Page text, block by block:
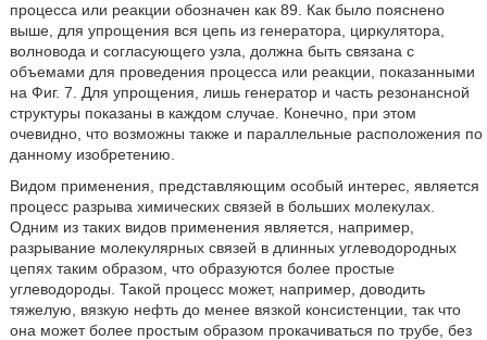
процесса или реакции обозначен как 89. Как было пояснено
выше, для упрощения вся цепь из генератора, циркулятора,
волновода и согласующего узла, должна быть связана с
объемами для проведения процесса или реакции, показанными
на Фиг. 7. Для упрощения, лишь генератор и часть резонансной
структуры показаны в каждом случае. Конечно, при этом
очевидно, что возможны также и параллельные расположения по
данному изобретению.
Видом применения, представляющим особый интерес, является
процесс разрыва химических связей в больших молекулах.
Одним из таких видов применения является, например,
разрывание молекулярных связей в длинных углеводородных
цепях таким образом, что образуются более простые
углеводороды. Такой процесс может, например, доводить
тяжелую, вязкую нефть до менее вязкой консистенции, так что
она может более простым образом прокачиваться по трубе, без